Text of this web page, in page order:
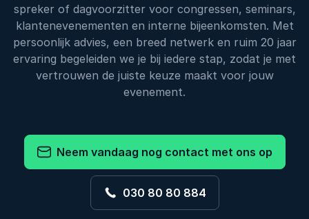
spreker of dagvoorzitter voor congressen, seminars,
klantenevenementen en interne bijeenkomsten. Met
persoonlijk advies, een breed netwerk en ruim 20 jaar
ervaring begeleiden we je bij iedere stap, zodat je met
vertrouwen de juiste keuze maakt voor jouw
evenement.
Neem vandaag nog contact met ons op
030 80 80 884